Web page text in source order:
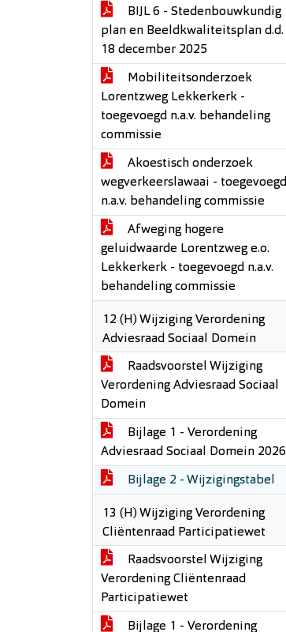
BIJL 6 - Stedenbouwkundig
plan en Beeldkwaliteitsplan d.d.
18 december 2025
Mobiliteitsonderzoek
Lorentzweg Lekkerkerk -
toegevoegd n.a.v. behandeling
commissie
Akoestisch onderzoek
wegverkeerslawaai - toegevoegd
n.a.v. behandeling commissie
Afweging hogere
geluidwaarde Lorentzweg e.o.
Lekkerkerk - toegevoegd n.a.v.
behandeling commissie
12 (H) Wijziging Verordening
Adviesraad Sociaal Domein
Raadsvoorstel Wijziging
Verordening Adviesraad Sociaal
Domein
Bijlage 1 - Verordening
Adviesraad Sociaal Domein 2026
Bijlage 2 - Wijzigingstabel
13 (H) Wijziging Verordening
Cliëntenraad Participatiewet
Raadsvoorstel Wijziging
Verordening Cliëntenraad
Participatiewet
Bijlage 1 - Verordening